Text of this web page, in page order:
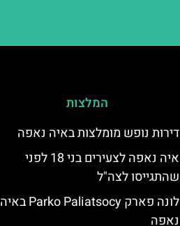
המלצות
דירות נופש מומלצות באיה נאפה
איה נאפה לצעירים בני 18 לפני
שהתגייסו לצה"ל
לונה פארק Parko Paliatsocy באיה
נאפה